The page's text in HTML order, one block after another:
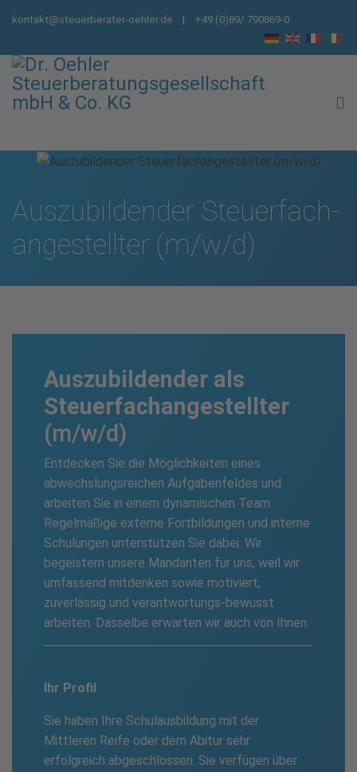
kontakt@steuerberater-oehler.de | +49 (0)89/ 790869-0
Aus­zubildender Steuer­fach­
angestellter (m/w/d)
Aus­zubildender als
Steuer­fach­angestellter
(m/w/d)
Entdecken Sie die Möglichkeiten eines
abwechslungsreichen Aufgabenfeldes und
arbeiten Sie in einem dynamischen Team.
Regelmäßige externe Fortbildungen und interne
Schulungen unterstützen Sie dabei. Wir
begeistern unsere Mandanten für uns, weil wir
umfassend mitdenken sowie motiviert,
zuverlässig und verantwortungs-bewusst
arbeiten. Dasselbe erwarten wir auch von Ihnen.
Ihr Profil
Sie haben Ihre Schul­ausbildung mit der
Mittleren Reife oder dem Abitur sehr
erfolgreich abgeschlossen. Sie verfügen über